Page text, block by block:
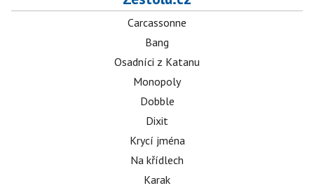
Carcassonne
Bang
Osadníci z Katanu
Monopoly
Dobble
Dixit
Krycí jména
Na křídlech
Karak